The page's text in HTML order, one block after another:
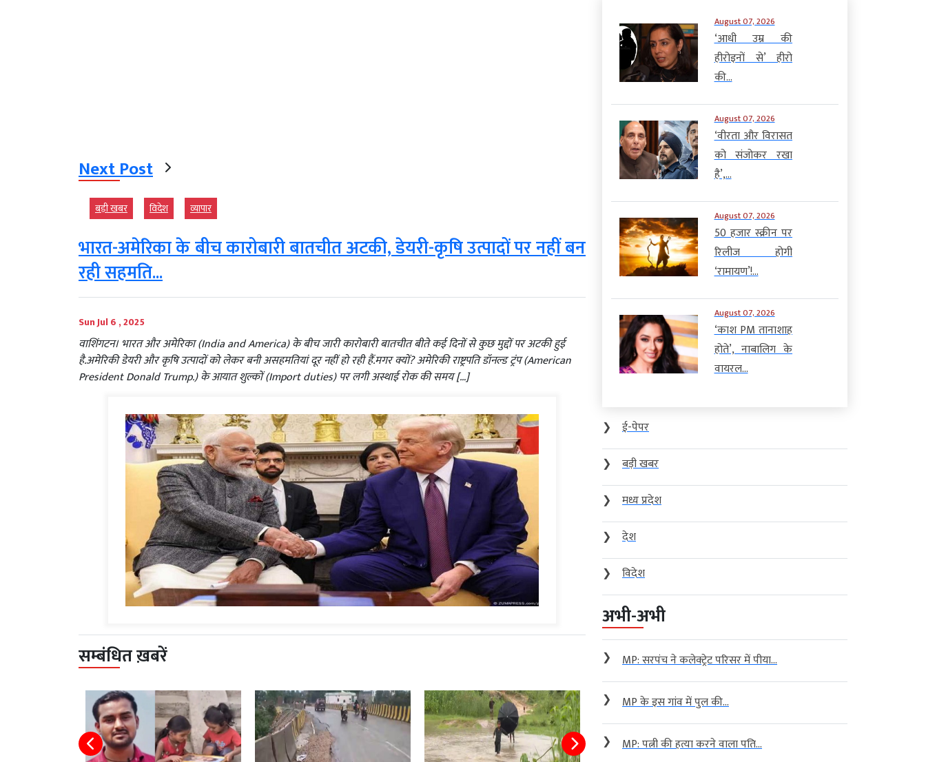
Next Post
बड़ी खबर विदेश व्‍यापार
भारत-अमेरिका के बीच कारोबारी बातचीत अटकी, डेयरी-कृषि उत्पादों पर नहीं बन
रही सहमति...
Sun Jul 6 , 2025
वाशिंगटन। भारत और अमेरिका (India and America) के बीच जारी कारोबारी बातचीत बीते कई दिनों से कुछ मुद्दों पर अटकी हुई
है.अमेरिकी डेयरी और कृषि उत्पादों को लेकर बनी असहमतियां दूर नहीं हो रही हैं.मगर क्यों? अमेरिकी राष्ट्रपति डॉनल्ड ट्रंप (American
President Donald Trump.) के आयात शुल्कों (Import duties) पर लगी अस्थाई रोक की समय […]
सम्बंधित ख़बरें
August 07, 2026
‘आधी उम्र की
हीरोइनों से’ हीरो
की...
August 07, 2026
‘वीरता और विरासत
को संजोकर रखा
है’,...
August 07, 2026
50 हजार स्क्रीन पर
रिलीज होगी
‘रामायण’!...
August 07, 2026
‘काश PM तानाशाह
होते’, नाबालिग के
वायरल...
❯
ई-पेपर
❯
बड़ी खबर
❯
मध्य प्रदेश
❯
देश
❯
विदेश
अभी-अभी
❯ MP: सरपंच ने कलेक्ट्रेट परिसर में पीया...
❯ MP के इस गांव में पुल की...
❯ MP: पत्नी की हत्या करने वाला पति...